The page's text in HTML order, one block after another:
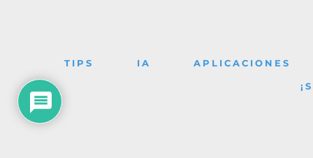
TIPS IA APLICACIONES